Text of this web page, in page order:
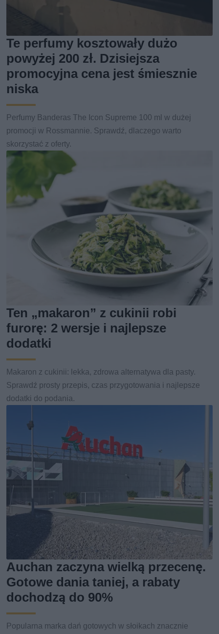
Te perfumy kosztowały dużo
powyżej 200 zł. Dzisiejsza
promocyjna cena jest śmiesznie
niska
Perfumy Banderas The Icon Supreme 100 ml w dużej
promocji w Rossmannie. Sprawdź, dlaczego warto
skorzystać z oferty.
Ten „makaron” z cukinii robi
furorę: 2 wersje i najlepsze
dodatki
Makaron z cukinii: lekka, zdrowa alternatywa dla pasty.
Sprawdź prosty przepis, czas przygotowania i najlepsze
dodatki do podania.
Auchan zaczyna wielką przecenę.
Gotowe dania taniej, a rabaty
dochodzą do 90%
Popularna marka dań gotowych w słoikach znacznie